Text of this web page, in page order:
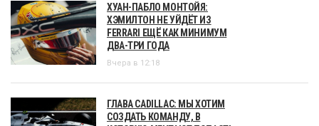
ХУАН-ПАБЛО МОНТОЙЯ:
ХЭМИЛТОН НЕ УЙДЁТ ИЗ
FERRARI ЕЩЁ КАК МИНИМУМ
ДВА-ТРИ ГОДА
Вчера в 12:18
ГЛАВА CADILLAC: МЫ ХОТИМ
СОЗДАТЬ КОМАНДУ, В